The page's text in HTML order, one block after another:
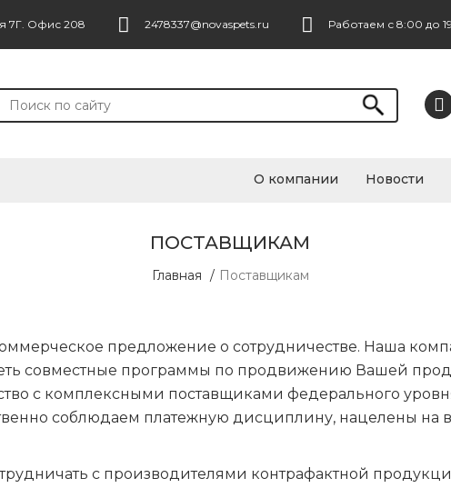
7Г. Офис 208 2478337@novaspets.ru Работаем с 8:00 до
О компании Новости
ПОСТАВЩИКАМ
Главная / Поставщикам
предложение о сотрудничестве. Наша
совместные программы по продвижению Вашей
с комплексными поставщиками федерального
соблюдаем платежную дисциплину, нацелены на
с производителями контрафактной